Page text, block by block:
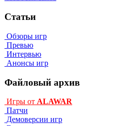
Статьи
Обзоры игр
Превью
Интервью
Анонсы игр
Файловый архив
Игры от ALAWAR
Патчи
Демоверсии игр